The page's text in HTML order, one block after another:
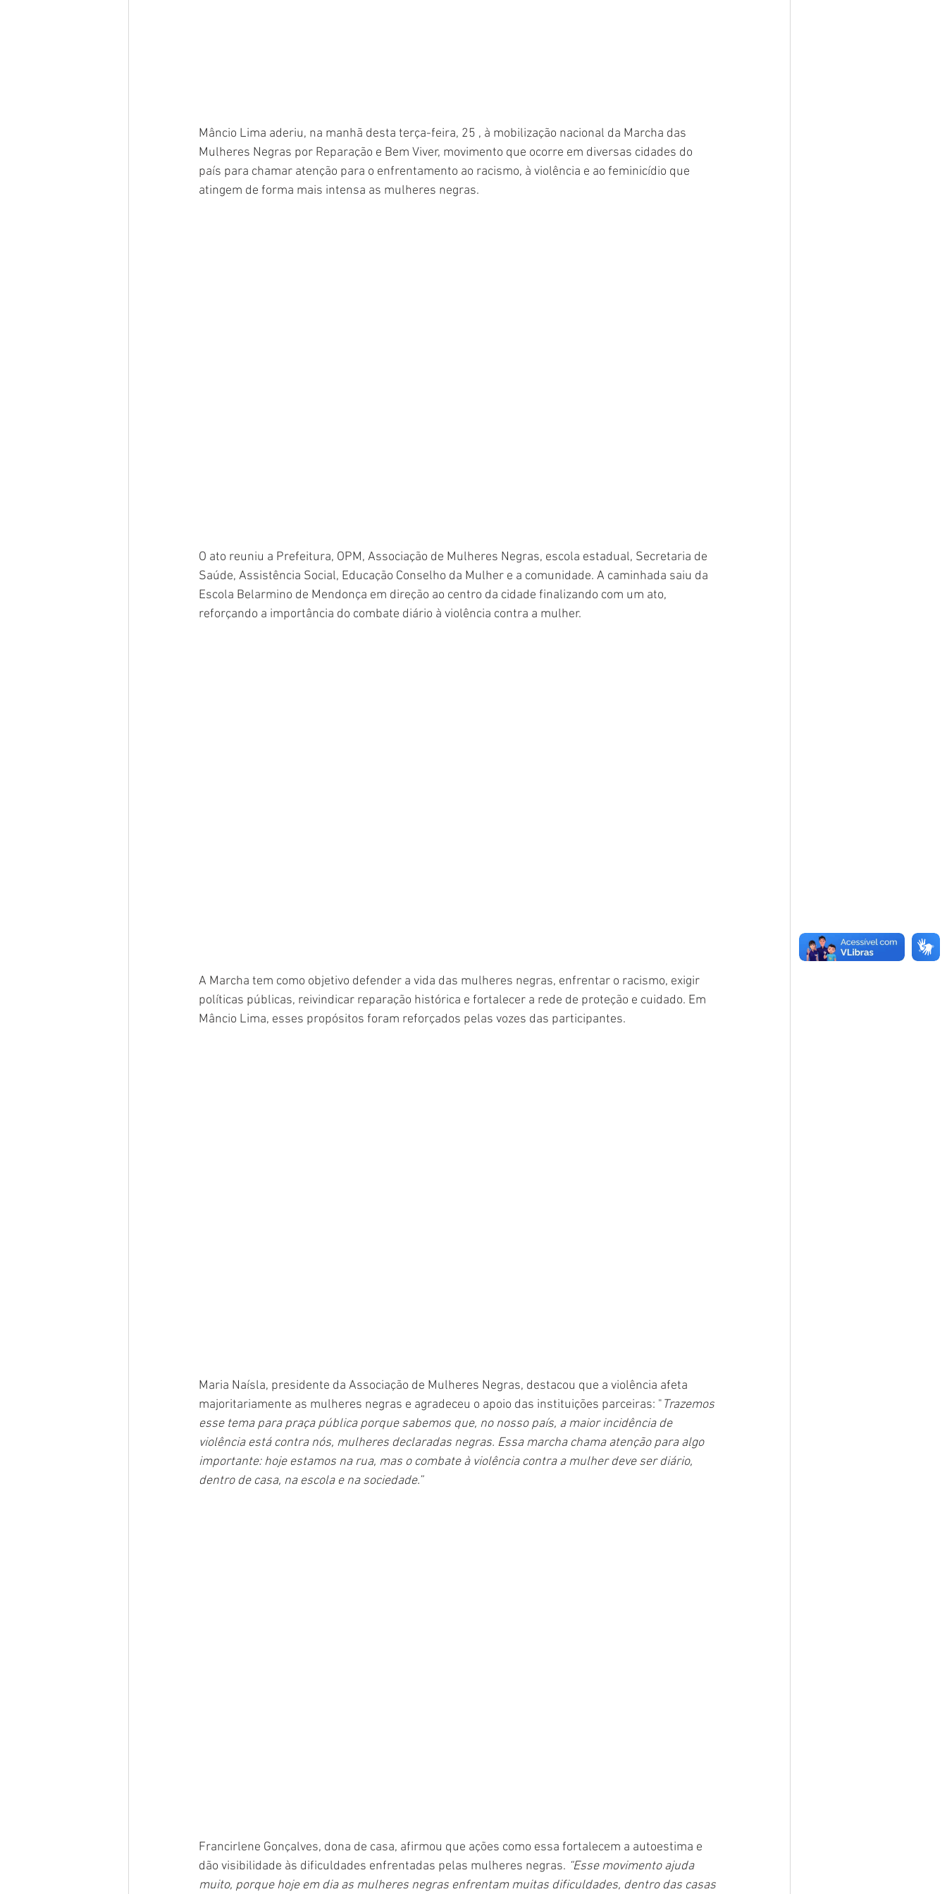
Mâncio Lima aderiu, na manhã desta terça-feira, 25 , à mobilização nacional da Marcha das
Mulheres Negras por Reparação e Bem Viver, movimento que ocorre em diversas cidades do
país para chamar atenção para o enfrentamento ao racismo, à violência e ao feminicídio que
atingem de forma mais intensa as mulheres negras.
O ato reuniu a Prefeitura, OPM, Associação de Mulheres Negras, escola estadual, Secretaria de
Saúde, Assistência Social, Educação Conselho da Mulher e a comunidade. A caminhada saiu da
Escola Belarmino de Mendonça em direção ao centro da cidade finalizando com um ato,
reforçando a importância do combate diário à violência contra a mulher.
A Marcha tem como objetivo defender a vida das mulheres negras, enfrentar o racismo, exigir
políticas públicas, reivindicar reparação histórica e fortalecer a rede de proteção e cuidado. Em
Mâncio Lima, esses propósitos foram reforçados pelas vozes das participantes.
Maria Naísla, presidente da Associação de Mulheres Negras, destacou que a violência afeta
majoritariamente as mulheres negras e agradeceu o apoio das instituições parceiras: "Trazemos
esse tema para praça pública porque sabemos que, no nosso país, a maior incidência de
violência está contra nós, mulheres declaradas negras. Essa marcha chama atenção para algo
importante: hoje estamos na rua, mas o combate à violência contra a mulher deve ser diário,
dentro de casa, na escola e na sociedade.”
Francirlene Gonçalves, dona de casa, afirmou que ações como essa fortalecem a autoestima e
dão visibilidade às dificuldades enfrentadas pelas mulheres negras. “Esse movimento ajuda
muito, porque hoje em dia as mulheres negras enfrentam muitas dificuldades, dentro das casas